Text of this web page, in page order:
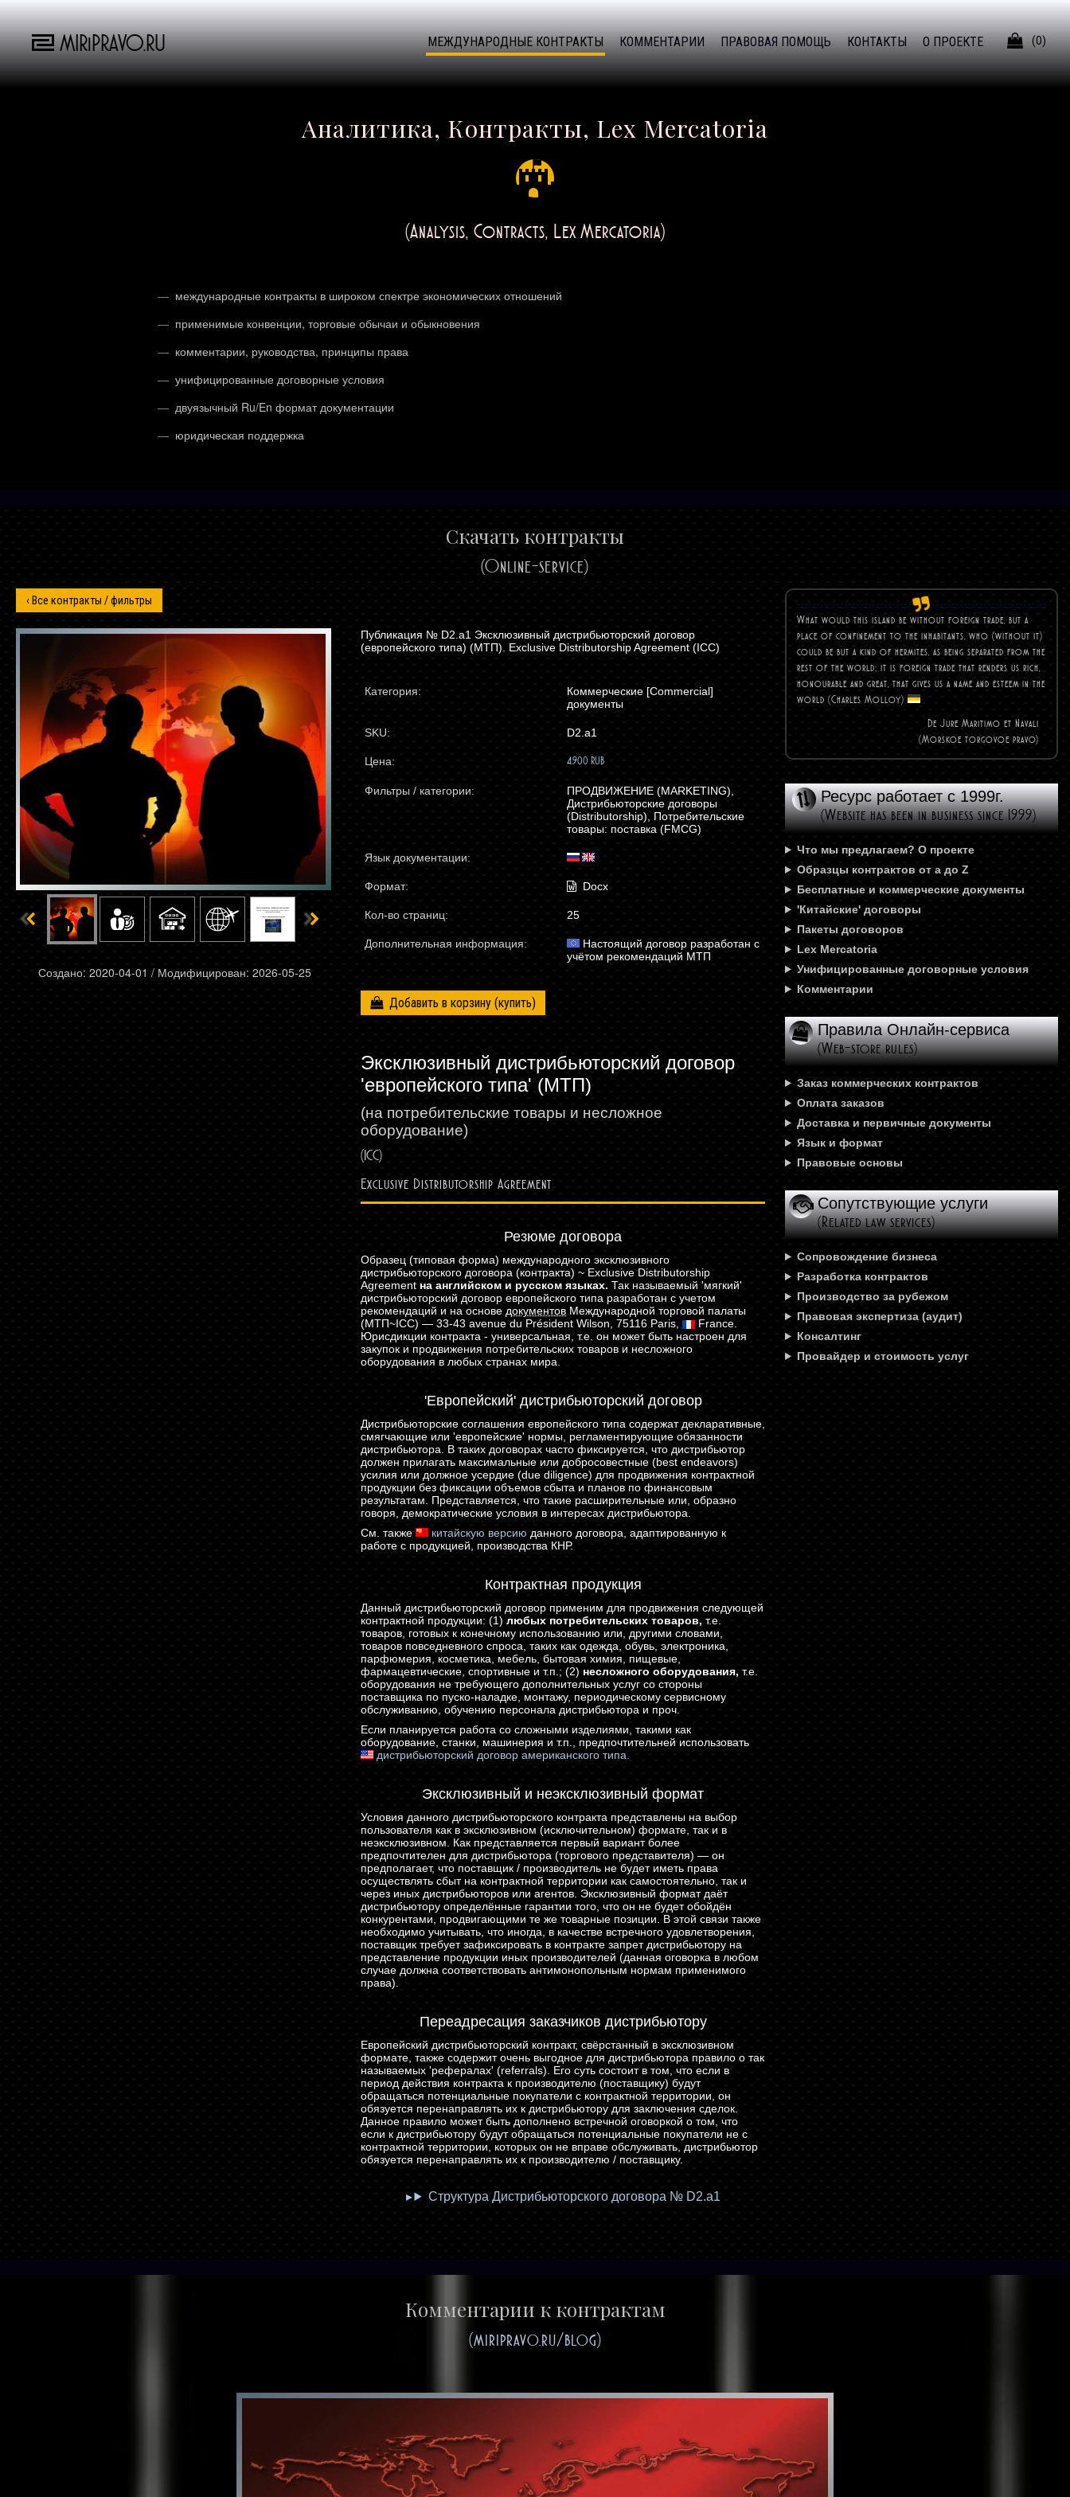
MIRiPRAVO.RU МЕЖДУНАРОДНЫЕ КОНТРАКТЫ КОММЕНТАРИИ ПРАВОВАЯ ПОМОЩЬ КОНТАКТЫ О ПРОЕКТЕ  (0)
Аналитика, Контракты, Lex Mercatoria
(Analysis, Contracts, Lex Mercatoria)
международные контракты в широком спектре экономических отношений
применимые конвенции, торговые обычаи и обыкновения
комментарии, руководства, принципы права
унифицированные договорные условия
двуязычный Ru/En формат документации
юридическая поддержка
Скачать контракты
(Online-service)
Создано: 2020-04-01 / Модифицирован: 2026-05-25
D2.a1 Эксклюзивный дистрибьюторский договор
(европейского типа) (МТП). Exclusive Distributorship Agreement (ICC)
Категория:
Коммерческие [Commercial]
документы
SKU: D2.a1
Цена: 4.900 RUB
Фильтры / категории:
ПРОДВИЖЕНИЕ (MARKETING),
Дистрибьюторские договоры
(Distributorship), Потребительские
товары: поставка (FMCG)
Язык документации:
Формат: Docx
Кол-во страниц: 25
Дополнительная информация: Настоящийдоговор разработан с
учётом рекомендаций МТП
Добавить в корзину
Эксклюзивный дистрибьюторский договор
'европейского типа' (МТП)
(на потребительские товары и несложное
оборудование)
(ICC)
Exclusive Distributorship Agreement
Резюме договора
Образец (типовая форма) международного эксклюзивного
дистрибьюторского договора (контракта) ~ Exclusive Distributorship
Agreementна английском и русском языках.Так называемый 'мягкий'
дистрибьюторский договор европейского типа разработан с учетом
рекомендаций и на основе документов Международной торговой палаты
(МТП~ICC) — 33-43 avenue du Président Wilson, 75116 Paris,
France.
Юрисдикции контракта - универсальная, т.е. он может быть настроен для
закупок и продвижения потребительских товаров и несложного
оборудования в любых странах мира.
'Европейский' дистрибьюторский договор
Дистрибьюторские соглашения европейского типа содержат декларативные,
смягчающие или 'европейские' нормы, регламентирующие обязанности
дистрибьютора. В таких договорах часто фиксируется, что дистрибьютор
должен прилагать максимальные или добросовестные (best endeavors)
усилия или должное усердие (due diligence) для продвижения контрактной
продукции без фиксации объемов сбыта и планов по финансовым
результатам. Представляется, что такие расширительные или, образно
говоря, демократические условия в интересах дистрибьютора.
См. также
китайскую версиюданного договора, адаптированную к
работе с продукцией, производства КНР.
Контрактная продукция
Данный дистрибьюторский договор применим для продвижения следующей
контрактной продукции: (1)любых потребительских товаров, т.е.
товаров, готовых к конечному использованию или, другими словами,
товаров повседневного спроса, таких как одежда, обувь, электроника,
парфюмерия, косметика, мебель, бытовая химия, пищевые,
фармацевтические, спортивные и т.п.; (2)несложного оборудования, т.е.
оборудования не требующего дополнительных услуг со стороны
поставщика по пуско-наладке, монтажу, периодическому сервисному
обслуживанию, обучению персонала дистрибьютора и проч.
Если планируется работа со сложными изделиями, такими как
оборудование, станки, машинерия и т.п., предпочтительней использовать
дистрибьюторский договор американского типа.
Эксклюзивный и неэксклюзивный формат
Условия данного дистрибьюторского контракта представлены на выбор
пользователя как в эксклюзивном (исключительном) формате, так и в
неэксклюзивном. Как представляется первый вариант более
предпочтителен для дистрибьютора (торгового представителя) — он
предполагает, что поставщик / производитель не будет иметь права
осуществлять сбыт на контрактной территории как самостоятельно, так и
через иных дистрибьюторов или агентов. Эксклюзивный формат даёт
дистрибьютору определённые гарантии того, что он не будет обойдён
конкурентами, продвигающими те же товарные позиции. В этой связи также
необходимо учитывать, что иногда, в качестве встречного удовлетворения,
поставщик требует зафиксировать в контракте запрет дистрибьютору на
представление продукции иных производителей (данная оговорка в любом
случае должна соответствовать антимонопольным нормам применимого
права).
Переадресация заказчиков дистрибьютору
Европейский дистрибьюторский контракт, свёрстанный в эксклюзивном
формате, также содержит очень выгодное для дистрибьютора правило о так
называемых 'рефералах' (referrals). Его суть состоит в том, что если в
период действия контракта к производителю (поставщику) будут
обращаться потенциальные покупатели с контрактной территории, он
обязуется перенаправлять их к дистрибьютору для заключения сделок.
Данное правило может быть дополнено встречной оговоркой о том, что
если к дистрибьютору будут обращаться потенциальные покупатели не с
контрактной территории, которых он не вправе обслуживать, дистрибьютор
обязуется перенаправлять их к производителю / поставщику.
Структура Дистрибьюторского договора № D2.a1
What would this island be without foreign trade, but a
place of confinement to the inhabitants, who (without it)
could be but a kind of hermites, as being separated from the
rest of the world; it is foreign trade that renders us rich,
honourable and great, that gives us a name and esteem in the
world (CharlesMolloy)
De Jure Maritimo et Navali
(Morskoe torgovoe pravo)
Ресурс работает с 1999г.
(Website has been in business since 1999)
Что мы предлагаем? О проекте
Образцы контрактов от а до Z
Бесплатные и коммерческие документы
'Китайские' договоры
Пакеты договоров
Lex Mercatoria
Унифицированные договорные условия
Комментарии
Правила Онлайн-сервиса
(Web-store rules)
Заказ коммерческих контрактов
Оплата заказов
Доставка и первичные документы
Язык и формат
Правовые основы
Сопутствующие услуги
(Related law services)
Сопровождение бизнеса
Разработка контрактов
Производство за рубежом
Правовая экспертиза (аудит)
Консалтинг
Провайдер и стоимость услуг
Комментарии к контрактам
(miripravo.ru/blog)